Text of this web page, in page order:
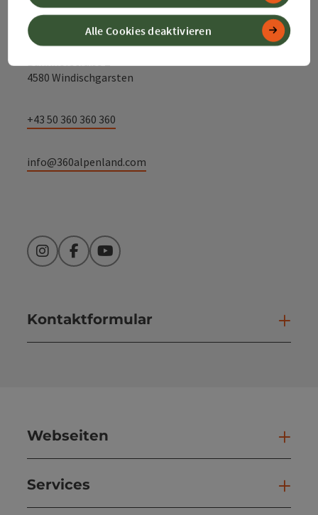
Alpenland Tourismus GmbH
4580 Windischgarsten
+43 50 360 360 360
info@360alpenland.com
InstagramFacebookYouTube
Kontaktformular
Webseiten
Services
Alle Cookies deaktivieren